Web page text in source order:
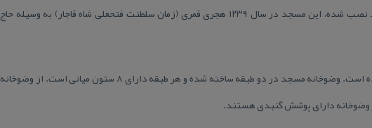
براساس سنگ‌نوشته مرمری كه بر دیوار ضلع شرقی مسجد نصب شده، این مسجد در سال ۱۲۳۹ هجری قمری (زمان سلطنت فتحعلی شاه قاجار) به وسیله حاج
مسجد اكبریه از دو قسمت وضوخانه و شبستان تشكیل شده است. وضوخانه مسجد در دو طبقه ساخته شده و هر طبقه دارای ۸ ستون میانی است. از وضوخانه